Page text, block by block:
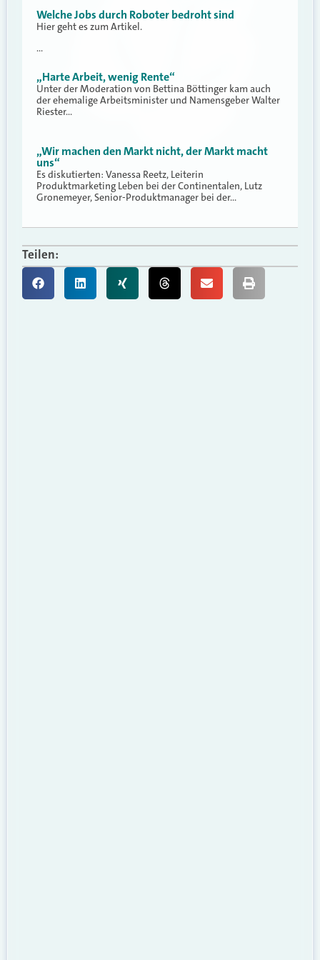
Welche Jobs durch Roboter bedroht sind
Hier geht es zum Artikel.
…
„Harte Arbeit, wenig Rente“
Unter der Moderation von Bettina Böttinger kam auch
der ehemalige Arbeitsminister und Namensgeber Walter
Riester…
„Wir machen den Markt nicht, der Markt macht
uns“
Es diskutierten: Vanessa Reetz, Leiterin
Produktmarketing Leben bei der Continentalen, Lutz
Gronemeyer, Senior-Produktmanager bei der…
Teilen: